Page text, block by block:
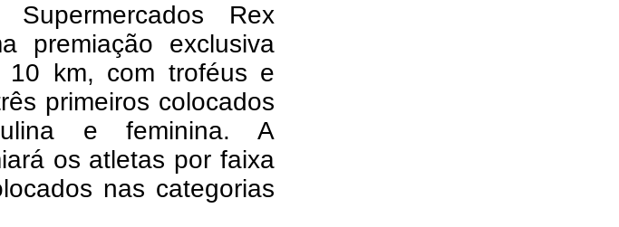
Rex
premiação exclusiva
km, com troféus e
primeiros colocados
e feminina. A
os atletas por faixa
nas categorias